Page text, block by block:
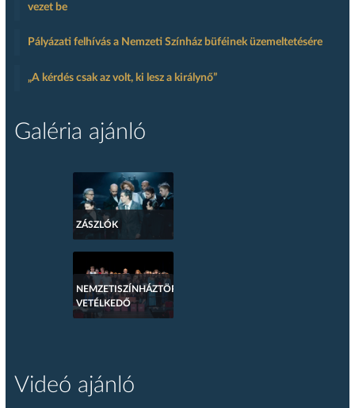
vezet be
Pályázati felhívás a Nemzeti Színház büféinek üzemeltetésére
„A kérdés csak az volt, ki lesz a királynő”
Galéria ajánló
ZÁSZLÓK
NEMZETISZÍNHÁZTÖRTÉNETI
VETÉLKEDŐ
Videó ajánló